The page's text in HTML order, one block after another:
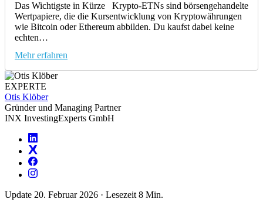
Das Wichtigste in Kürze Krypto-ETNs sind börsengehandelte
Wertpapiere, die die Kursentwicklung von Kryptowährungen
wie Bitcoin oder Ethereum abbilden. Du kaufst dabei keine
echten…
Mehr erfahren
EXPERTE
Otis Klöber
Gründer und Managing Partner
INX InvestingExperts GmbH
Update 20. Februar 2026 · Lesezeit 8 Min.